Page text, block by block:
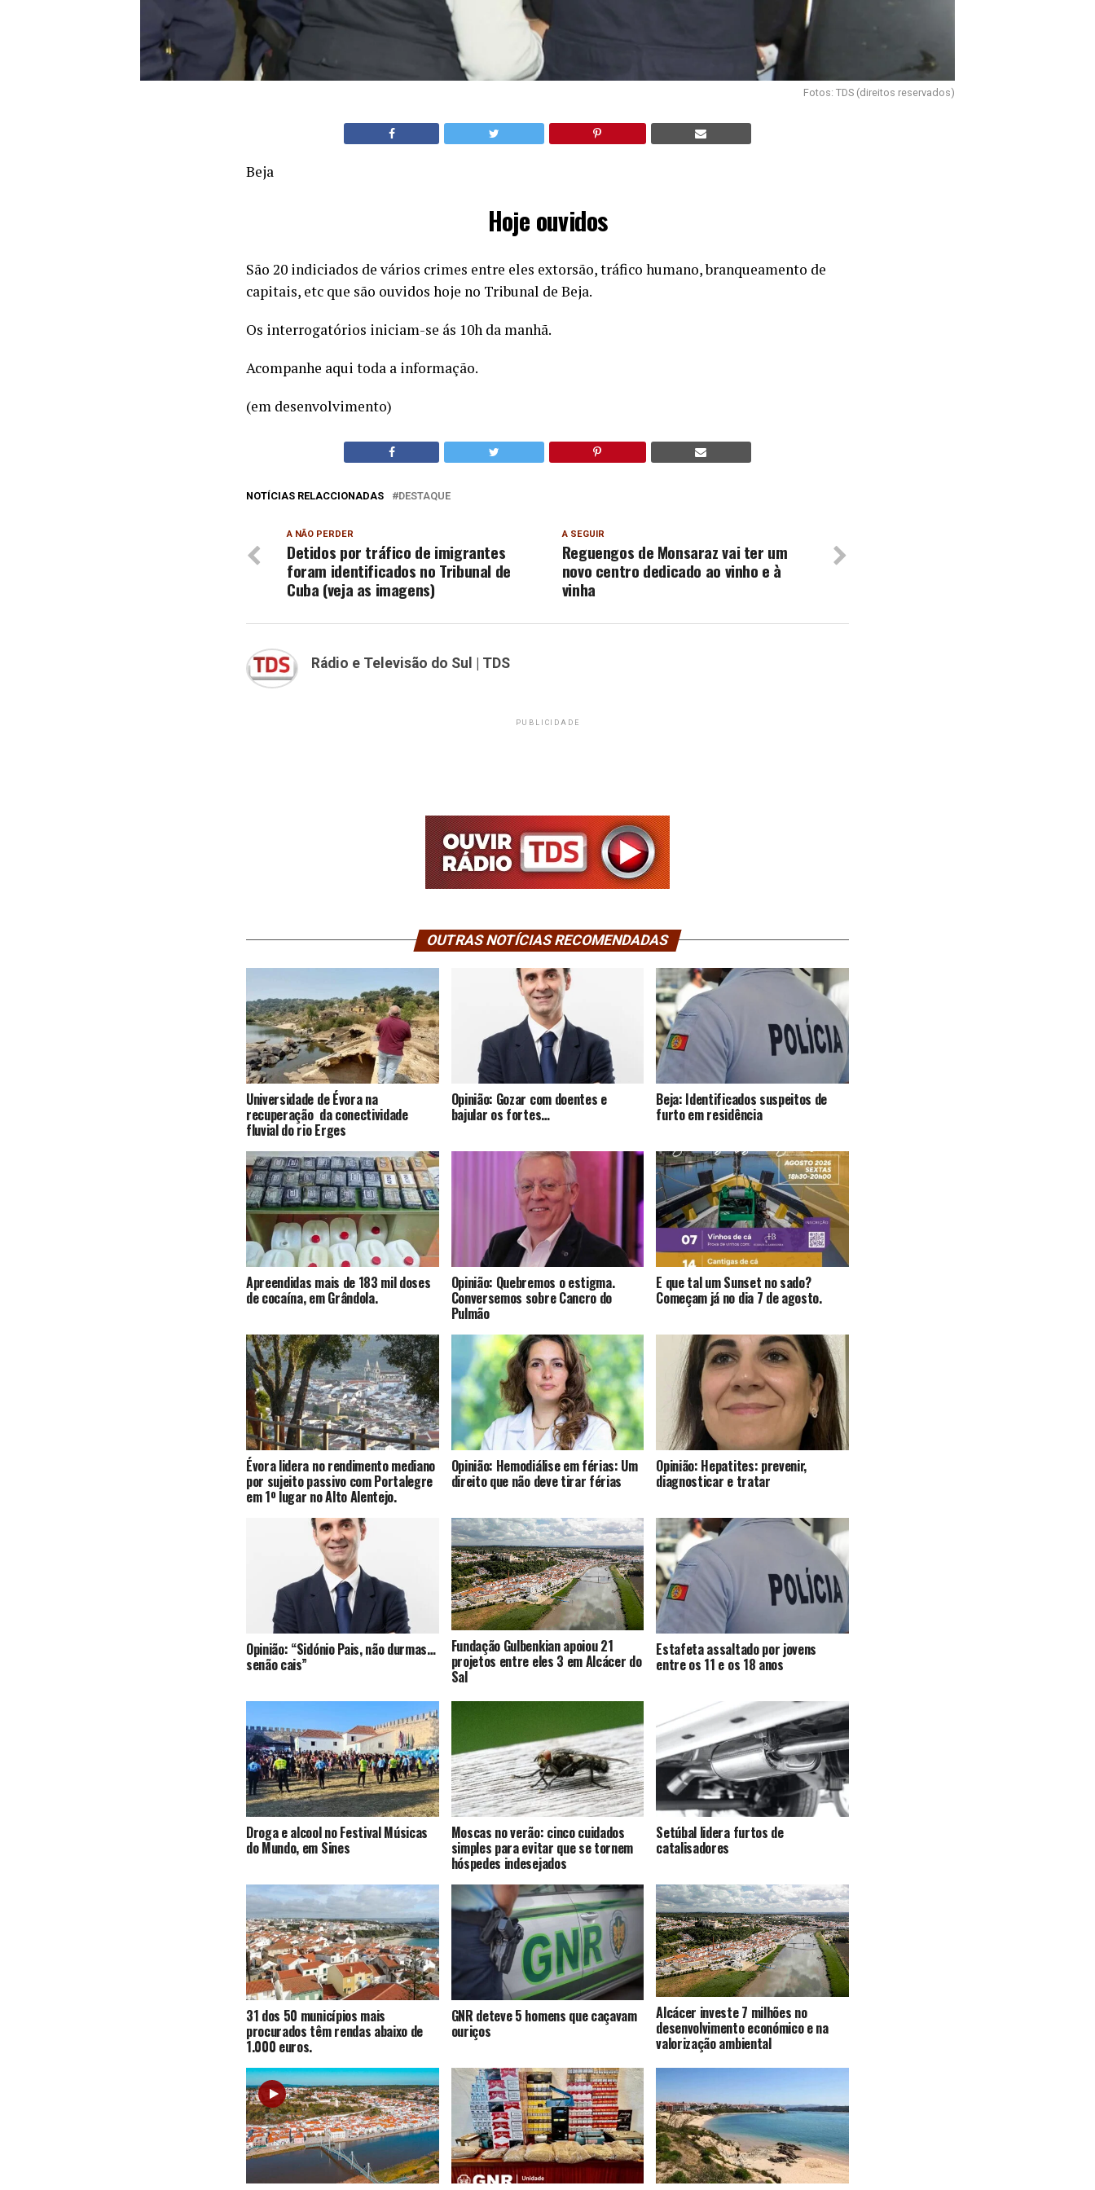
Fotos: TDS (direitos reservados)
Beja
Hoje ouvidos
São 20 indiciados de vários crimes entre eles extorsão, tráfico humano, branqueamento de
capitais, etc que são ouvidos hoje no Tribunal de Beja.
Os interrogatórios iniciam-se ás 10h da manhã.
Acompanhe aqui toda a informação.
(em desenvolvimento)
NOTÍCIAS RELACCIONADAS DESTAQUE
A SEGUIR
Reguengos de Monsaraz vai ter um
novo centro dedicado ao vinho e à
vinha
A NÃO PERDER
Detidos por tráfico de imigrantes
foram identificados no Tribunal de
Cuba (veja as imagens)
Rádio e Televisão do Sul | TDS
PUBLICIDADE
OUTRAS NOTÍCIAS RECOMENDADAS
Universidade de Évora na
recuperação da conectividade
fluvial do rio Erges
Opinião: Gozar com doentes e
bajular os fortes…
Beja: Identificados suspeitos de
furto em residência
Apreendidas mais de 183 mil doses
de cocaína, em Grândola.
Opinião: Quebremos o estigma.
Conversemos sobre Cancro do
Pulmão
E que tal um Sunset no sado?
Começam já no dia 7 de agosto.
Évora lidera no rendimento mediano
por sujeito passivo com Portalegre
em 1º lugar no Alto Alentejo.
Opinião: Hemodiálise em férias: Um
direito que não deve tirar férias
Opinião: Hepatites: prevenir,
diagnosticar e tratar
Opinião: “Sidónio Pais, não durmas…
senão cais”
Fundação Gulbenkian apoiou 21
projetos entre eles 3 em Alcácer do
Sal
Estafeta assaltado por jovens
entre os 11 e os 18 anos
Droga e alcool no Festival Músicas
do Mundo, em Sines
Moscas no verão: cinco cuidados
simples para evitar que se tornem
hóspedes indesejados
Setúbal lidera furtos de
catalisadores
31 dos 50 municípios mais
procurados têm rendas abaixo de
1.000 euros.
GNR deteve 5 homens que caçavam
ouriços
Alcácer investe 7 milhões no
desenvolvimento económico e na
valorização ambiental